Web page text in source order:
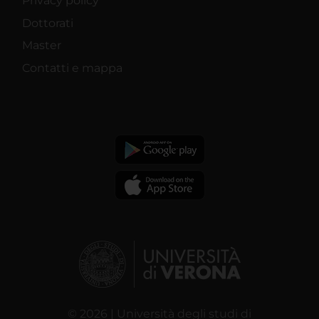
Dottorati
Master
Contatti e mappa
© 2026 | Università degli studi di